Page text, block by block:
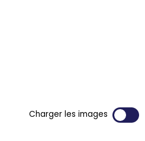
Charger les images